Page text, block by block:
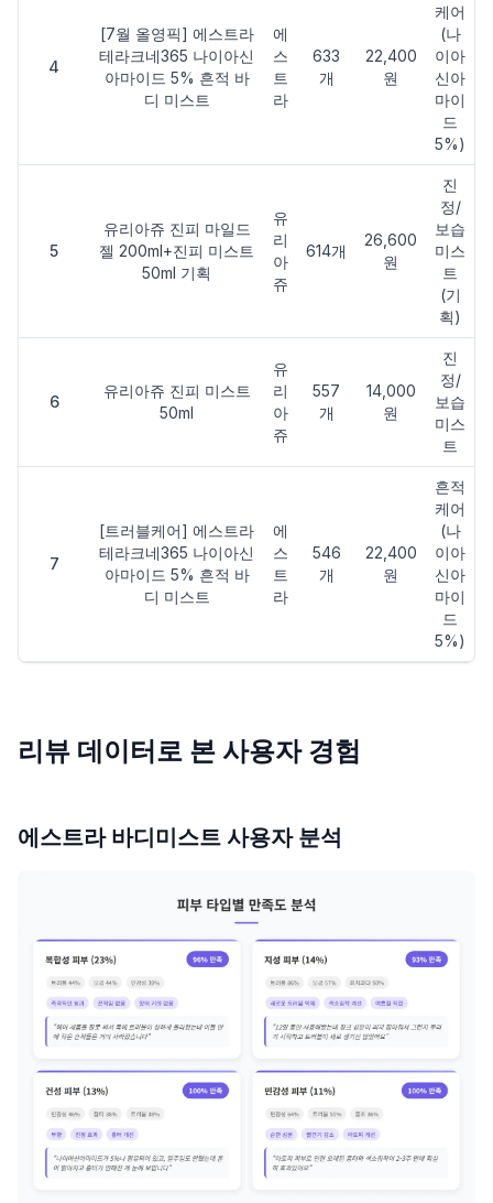
4
[7월 올영픽] 에스트라
테라크네365 나이아신
아마이드 5% 흔적 바
디 미스트
에
스
트
라
633
개
22,400
원
케어
(나
이아
신아
마이
드
5%)
5
유리아쥬 진피 마일드
젤 200ml+진피 미스트
50ml 기획
유
리
아
쥬
614개
26,600
원
진
정/
보습
미스
트
(기
획)
6
유리아쥬 진피 미스트
50ml
유
리
아
쥬
557
개
14,000
원
진
정/
보습
미스
트
7
[트러블케어] 에스트라
테라크네365 나이아신
아마이드 5% 흔적 바
디 미스트
에
스
트
라
546
개
22,400
원
흔적
케어
(나
이아
신아
마이
드
5%)
리뷰 데이터로 본 사용자 경험
에스트라 바디미스트 사용자 분석